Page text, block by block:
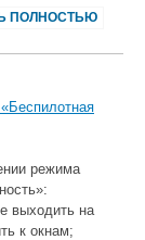
ПОЛНОСТЬЮ
режима
выходить на
к окнам;